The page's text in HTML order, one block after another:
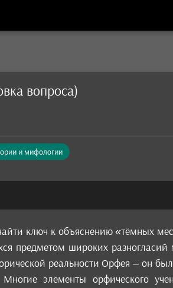
вопроса)
и мифологии
ключ к объяснению «тёмных
предметом широких
реальности Орфея – он
элементы орфического